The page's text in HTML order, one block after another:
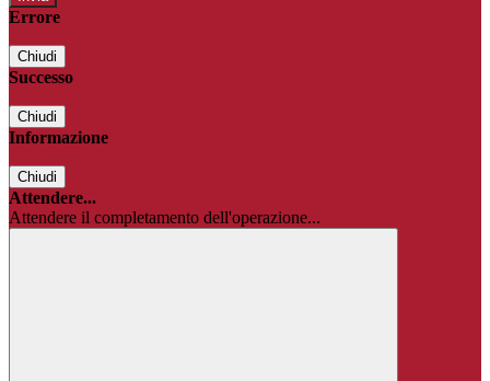
Errore
Chiudi
Successo
Chiudi
Informazione
Chiudi
Attendere...
Attendere il completamento dell'operazione...